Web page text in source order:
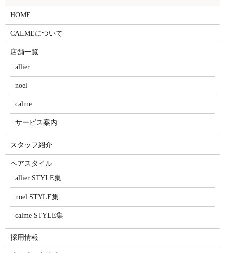
HOME
CALMEについて
店舗一覧
allier
noel
calme
サービス案内
スタッフ紹介
ヘアスタイル
allier STYLE集
noel STYLE集
calme STYLE集
採用情報